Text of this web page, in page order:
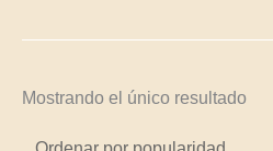
Mostrando el único resultado